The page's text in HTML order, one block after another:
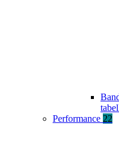
Performance 22